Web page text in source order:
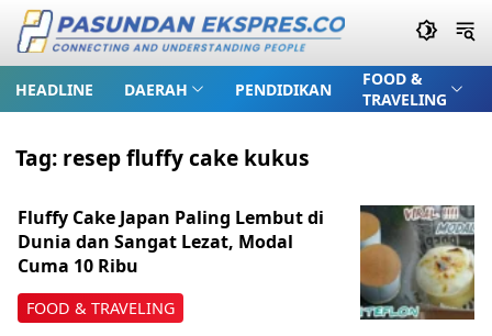
HEADLINE DAERAH PENDIDIKAN
FOOD &
TRAVELING
Tag: resep fluffy cake kukus
FOOD & TRAVELING
Fluffy Cake Japan Paling Lembut di
Dunia dan Sangat Lezat, Modal
Cuma 10 Ribu